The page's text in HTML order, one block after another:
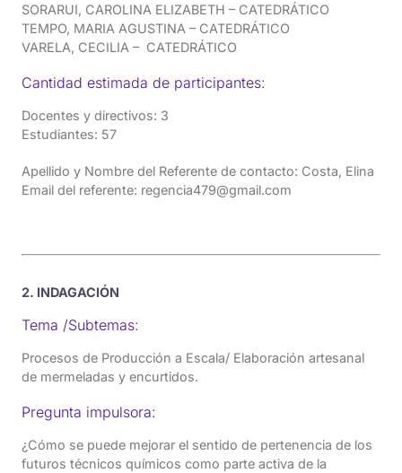
SORARUI, CAROLINA ELIZABETH – CATEDRÁTICO
TEMPO, MARIA AGUSTINA – CATEDRÁTICO
VARELA, CECILIA – CATEDRÁTICO
Cantidad estimada de participantes:
Docentes y directivos: 3
Estudiantes: 57
Apellido y Nombre del Referente de contacto: Costa, Elina
Email del referente: regencia479@gmail.com
2. INDAGACIÓN
Tema /Subtemas:
Procesos de Producción a Escala/ Elaboración artesanal
de mermeladas y encurtidos.
Pregunta impulsora:
¿Cómo se puede mejorar el sentido de pertenencia de los
futuros técnicos químicos como parte activa de la